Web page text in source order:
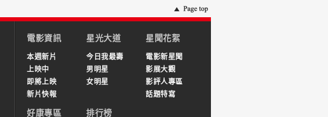
電影資訊
本週新片
上映中
即將上映
新片快報
星光大道
今日我最壽
男明星
女明星
星聞花絮
電影新星聞
影展大觀
影評人專區
話題特寫
好康專區 排行榜